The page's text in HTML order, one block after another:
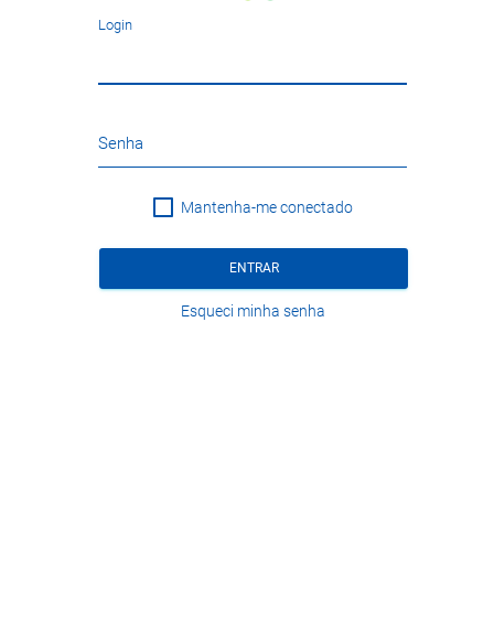
Login
Senha
Mantenha-me conectado
ENTRAR
Esqueci minha senha